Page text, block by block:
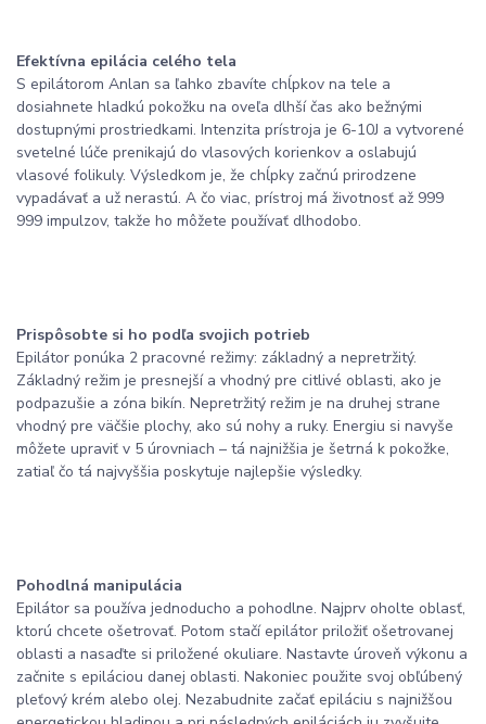
Efektívna epilácia celého tela
S epilátorom Anlan sa ľahko zbavíte chĺpkov na tele a
dosiahnete hladkú pokožku na oveľa dlhší čas ako bežnými
dostupnými prostriedkami. Intenzita prístroja je 6-10J a vytvorené
svetelné lúče prenikajú do vlasových korienkov a oslabujú
vlasové folikuly. Výsledkom je, že chĺpky začnú prirodzene
vypadávať a už nerastú. A čo viac, prístroj má životnosť až 999
999 impulzov, takže ho môžete používať dlhodobo.
Prispôsobte si ho podľa svojich potrieb
Epilátor ponúka 2 pracovné režimy: základný a nepretržitý.
Základný režim je presnejší a vhodný pre citlivé oblasti, ako je
podpazušie a zóna bikín. Nepretržitý režim je na druhej strane
vhodný pre väčšie plochy, ako sú nohy a ruky. Energiu si navyše
môžete upraviť v 5 úrovniach – tá najnižšia je šetrná k pokožke,
zatiaľ čo tá najvyššia poskytuje najlepšie výsledky.
Pohodlná manipulácia
Epilátor sa používa jednoducho a pohodlne. Najprv oholte oblasť,
ktorú chcete ošetrovať. Potom stačí epilátor priložiť ošetrovanej
oblasti a nasaďte si priložené okuliare. Nastavte úroveň výkonu a
začnite s epiláciou danej oblasti. Nakoniec použite svoj obľúbený
pleťový krém alebo olej. Nezabudnite začať epiláciu s najnižšou